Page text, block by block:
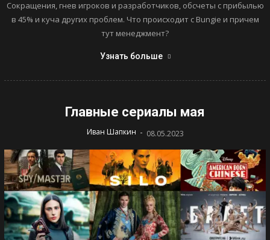
Сокращения, гнев игроков и разработчиков, обсчеты с прибылью
в 45% и куча других проблем. Что происходит с Bungie и причем
тут менеджмент?
Узнать больше
Главные сериалы мая
Иван Шапкин - 08.05.2023